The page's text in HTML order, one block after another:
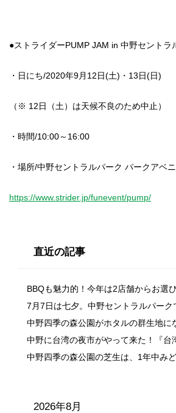
●ストライダーPUMP JAM in 中野セントラ
・日にち/2020年9月12日(土)・13日(日)
（※ 12日（土）は天候不良のため中止）
・時間/10:00～16:00
・場所/中野セントラルパーク パークアベ
https://www.strider.jp/funevent/pump/
直近の記事
BBQも魅力的！今年は2店舗からお選
7月7日は七夕。中野セントラルパー
中野四季の森公園がホタルの群生地
中野に台湾の夜市がやって来た！『台
中野四季の森公園の芝生は、1年中み
2026年8月